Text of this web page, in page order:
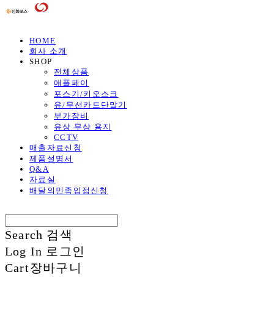
HOME
회사 소개
SHOP
전체상품
애플페이
포스기/키오스크
유/무선카드단말기
부가장비
유상 무상 용지
CCTV
매출자료신청
제품설명서
Q&A
자료실
배달의민족입점신청
Search 검색
Log In 로그인
Cart장바구니